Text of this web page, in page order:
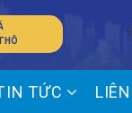
TỨC